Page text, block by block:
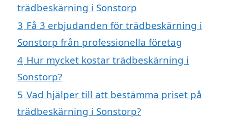
trädbeskärning i Sonstorp
3 Få 3 erbjudanden för trädbeskärning i
Sonstorp från professionella företag
4 Hur mycket kostar trädbeskärning i
Sonstorp?
5 Vad hjälper till att bestämma priset på
trädbeskärning i Sonstorp?